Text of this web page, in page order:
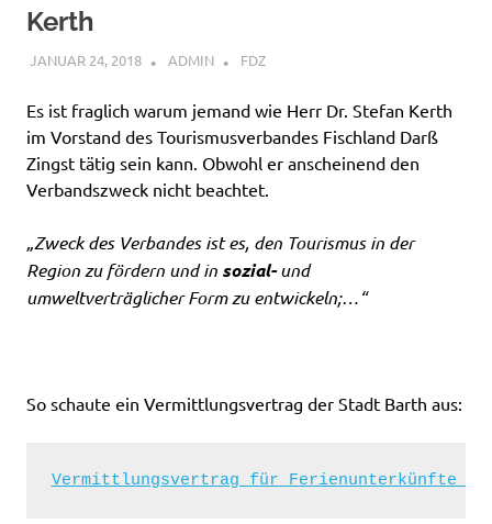
Kerth
JANUAR 24, 2018 ADMIN FDZ
Es ist fraglich warum jemand wie Herr Dr. Stefan Kerth
im Vorstand des Tourismusverbandes Fischland Darß
Zingst tätig sein kann. Obwohl er anscheinend den
Verbandszweck nicht beachtet.
„Zweck des Verbandes ist es, den Tourismus in der
Region zu fördern und in sozial-und
umweltverträglicher Form zu entwickeln;…“
So schaute ein Vermittlungsvertrag der Stadt Barth aus:
Vermittlungsvertrag für Ferienunterkünfte